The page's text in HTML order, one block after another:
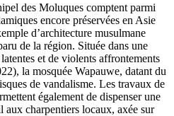
des Moluques comptent parmi
encore préservées en Asie
d’architecture musulmane
de la région. Située dans une
et de violents affrontements
la mosquée Wapauwe, datant du
de vandalisme. Les travaux de
également de dispenser une
charpentiers locaux, axée sur